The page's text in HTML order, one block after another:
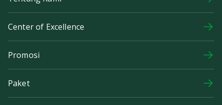
Center of Excellence
Promosi
Paket